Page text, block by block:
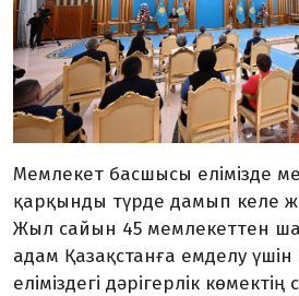
Мемлекет басшысы елімізде
қарқынды түрде дамып келе
Жыл сайын 45 мемлекеттен
адам Қазақстанға емделу
еліміздегі дәрігерлік